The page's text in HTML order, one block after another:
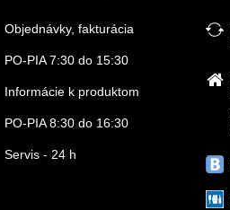
Objednávky, fakturácia
PO-PIA 7:30 do 15:30
Informácie k produktom
PO-PIA 8:30 do 16:30
Servis - 24 h